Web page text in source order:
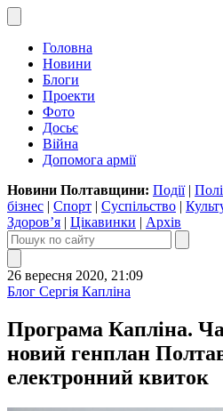
Головна
Новини
Блоги
Проекти
Фото
Досьє
Війна
Допомога армії
Новини Полтавщини: Події|
бізнес | Спорт | Суспільство |
Здоров’я | Цікавинки | Архів
26 вересня 2020, 21:09
Блог Сергія Капліна
Програма Капліна.
новий генплан
електронний квиток